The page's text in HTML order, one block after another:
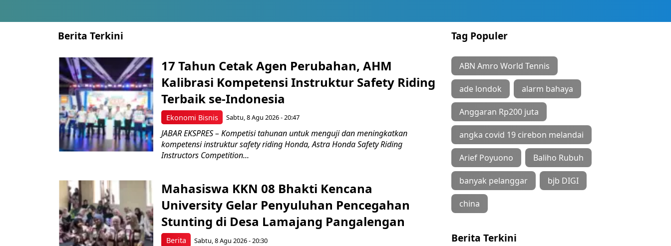
Berita Terkini
Ekonomi Bisnis
17 Tahun Cetak Agen Perubahan, AHM
Kalibrasi Kompetensi Instruktur Safety Riding
Terbaik se-Indonesia
Sabtu, 8 Agu 2026 - 20:47
JABAR EKSPRES – Kompetisi tahunan untuk menguji dan meningkatkan
kompetensi instruktur safety riding Honda, Astra Honda Safety Riding
Instructors Competition...
Berita
Mahasiswa KKN 08 Bhakti Kencana
University Gelar Penyuluhan Pencegahan
Stunting di Desa Lamajang Pangalengan
Sabtu, 8 Agu 2026 - 20:30
Tag Populer
ABN Amro World Tennis
ade londok alarm bahaya
Anggaran Rp200 juta
angka covid 19 cirebon melandai
Arief Poyuono Baliho Rubuh
banyak pelanggar bjb DIGI
china
Berita Terkini